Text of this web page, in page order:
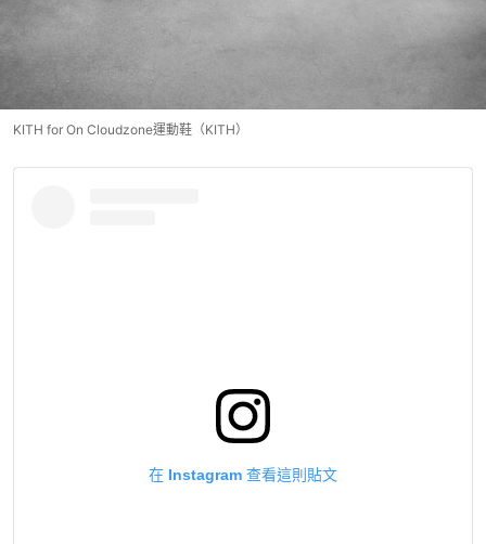
KITH for On Cloudzone運動鞋（KITH）
在 Instagram 查看這則貼文